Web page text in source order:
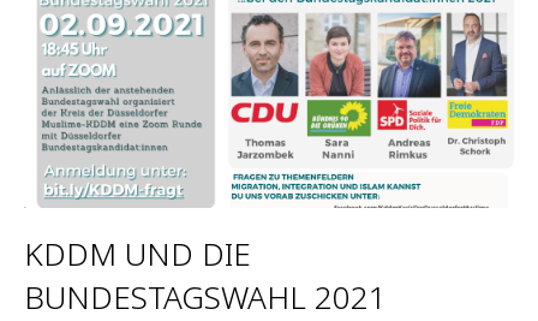
KDDM UND DIE
BUNDESTAGSWAHL 2021